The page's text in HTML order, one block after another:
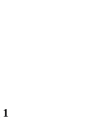
1